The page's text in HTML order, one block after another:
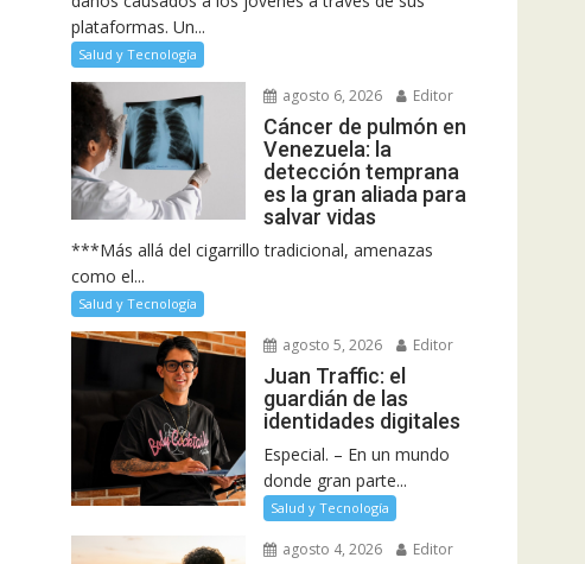
plataformas. Un...
Salud y Tecnología
agosto 6, 2026 Editor
Cáncer de pulmón en
Venezuela: la
detección temprana
es la gran aliada para
salvar vidas
***Más allá del cigarrillo tradicional, amenazas
como el...
Salud y Tecnología
agosto 5, 2026 Editor
Juan Traffic: el
guardián de las
identidades digitales
Especial. – En un mundo
donde gran parte...
Salud y Tecnología
agosto 4, 2026 Editor